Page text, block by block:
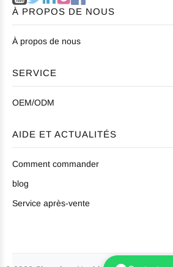
À PROPOS DE NOUS
À propos de nous
SERVICE
OEM/ODM
AIDE ET ACTUALITÉS
Comment commander
blog
Service après-vente